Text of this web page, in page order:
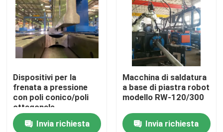
Casa.
Dispositivi per la
frenata a pressione
con poli conico/poli
ottagonale
Invia richiesta
Macchina di saldatura
a base di piastra robot
modello RW-120/300
Invia richiesta